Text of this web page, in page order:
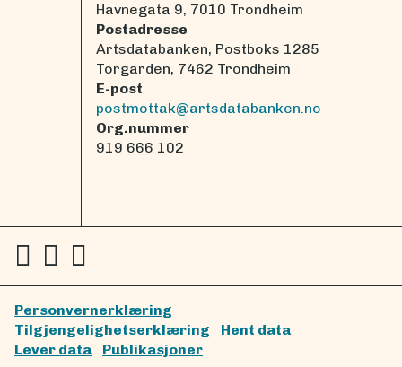
Havnegata 9, 7010 Trondheim
Postadresse
Artsdatabanken, Postboks 1285
Torgarden, 7462 Trondheim
E-post
postmottak@artsdatabanken.no
Org.nummer
919 666 102
Personvernerklæring
Tilgjengelighetserklæring
Hent data
Lever data
Publikasjoner